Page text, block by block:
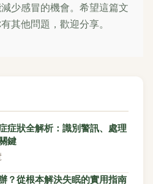
少感冒的機會。希望這篇文
其他問題，歡迎分享。
症狀全解析：識別警訊、處理
鍵
？從根本解決失眠的實用指南